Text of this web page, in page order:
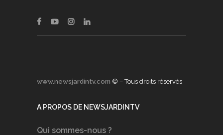
www.newsjardintv.com © – Tous droits réservés
A PROPOS DE NEWSJARDINTV
Qui sommes-nous ?